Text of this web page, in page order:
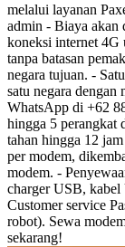
melalui layanan
admin - Biaya akan
koneksi internet
tanpa batasan
negara tujuan. -
satu negara dengan
WhatsApp di +62
hingga 5 perangkat
tahan hingga 12
per modem,
modem. -
charger USB,
Customer service
robot). Sewa
sekarang!